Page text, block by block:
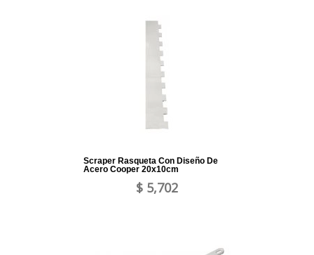
Scraper Rasqueta Con Diseño De
Acero Cooper 20x10cm
$ 5,702